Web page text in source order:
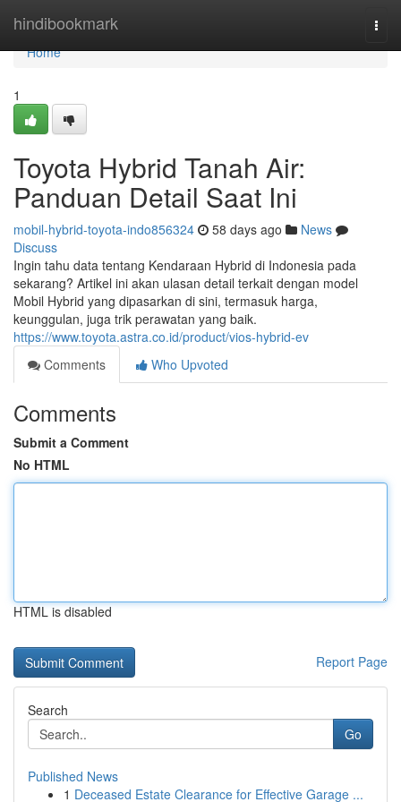
hindibookmark
Home
Home
1
Toyota Hybrid Tanah Air:
Panduan Detail Saat Ini
mobil-hybrid-toyota-indo856324 58 days ago
News
Discuss
Ingin tahu data tentang Kendaraan Hybrid di Indonesia pada
sekarang? Artikel ini akan ulasan detail terkait dengan model
Mobil Hybrid yang dipasarkan di sini, termasuk harga,
keunggulan, juga trik perawatan yang baik.
https://www.toyota.astra.co.id/product/vios-hybrid-ev
Comments
Who Upvoted
Comments
Submit a Comment
No HTML
HTML is disabled
Report Page
Search
Go
Published News
1 Deceased Estate Clearance for Effective Garage ...